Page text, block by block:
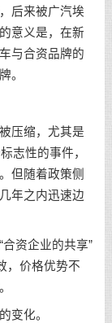
后来被广汽埃
意义是，在新
与合资品牌的
。
压缩，尤其是
志性的事件，
但随着政策侧
年之内迅速边
资企业的共享”
，价格优势不
变化。